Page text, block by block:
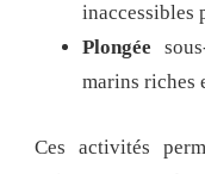
inaccessibles
Plongée
marins riches
Ces activités